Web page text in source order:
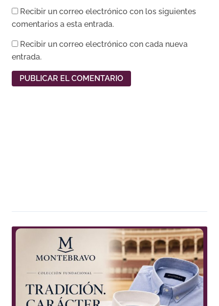
Recibir un correo electrónico con los siguientes
comentarios a esta entrada.
Recibir un correo electrónico con cada nueva
entrada.